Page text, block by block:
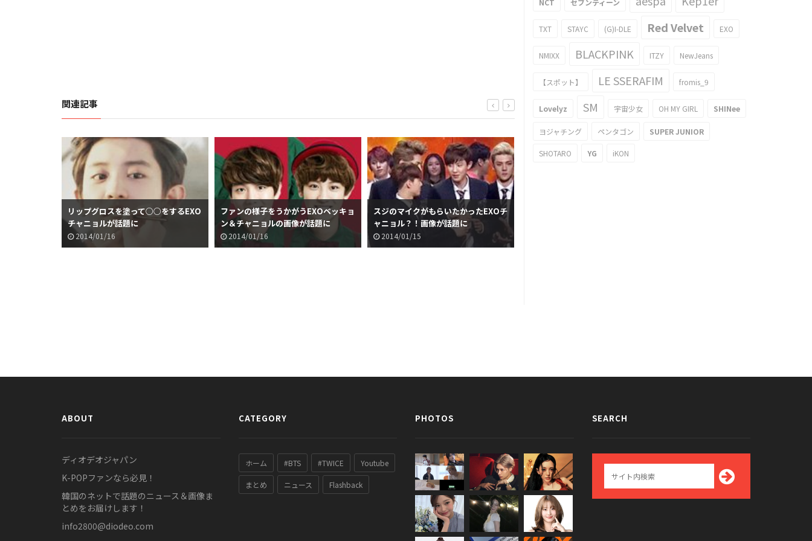
関連記事
リップグロスを塗って○○をするEXO
チャニョルが話題に
2014/01/16
ファンの様子をうかがうEXOベッキョ
ン＆チャニョルの画像が話題に
2014/01/16
スジのマイクがもらいたかったEXOチ
ャニョル？！画像が話題に
2014/01/15
NCT セブンティーン
TXT STAYC (G)I-DLE Red Velvet EXO
NMIXX BLACKPINK ITZY NewJeans
【スポット】 LE SSERAFIM fromis_9
Lovelyz SM 宇宙少女 OH MY GIRL SHINee
ヨジャチング ペンタゴン SUPER JUNIOR
SHOTARO YG iKON
ABOUT
ディオデオジャパン
K-POPファンなら必見！
韓国のネットで話題のニュース＆画像ま
とめをお届けします！
info2800@diodeo.com
CATEGORY
ホーム #BTS #TWICE Youtube
まとめ ニュース Flashback
PHOTOS SEARCH